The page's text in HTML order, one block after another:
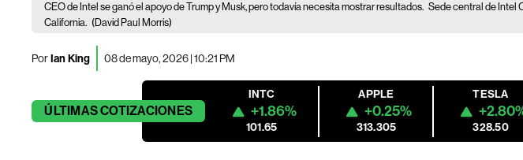
CEO de Intel se ganó el apoyo de Trump y Musk, pero todavía necesita mostrar resultados. Sede central de Intel
California. (David Paul Morris)
PorIan King 08 de mayo, 2026 | 10:21 PM
ÚLTIMASCOTIZACIONES
INTC
+1.86%
101.65
APPLE
+0.25%
313.305
TESLA
328.50